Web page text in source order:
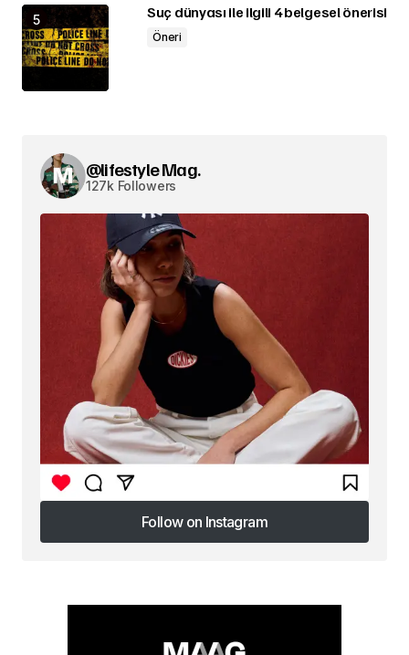
Suç dünyası ile ilgili 4 belgesel önerisi
Öneri
@lifestyle Mag.
127k Followers
Follow on Instagram
Follow on Instagram